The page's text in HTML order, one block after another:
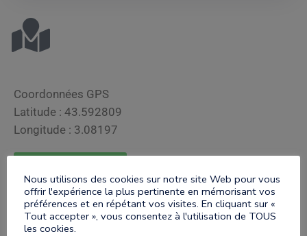
Coordonnées GPS
Latitude : 43.592809
Longitude : 3.08197
Carte Département Hérault
Nous utilisons des cookies sur notre site Web pour vous
offrir l'expérience la plus pertinente en mémorisant vos
préférences et en répétant vos visites. En cliquant sur «
Tout accepter », vous consentez à l'utilisation de TOUS
les cookies.